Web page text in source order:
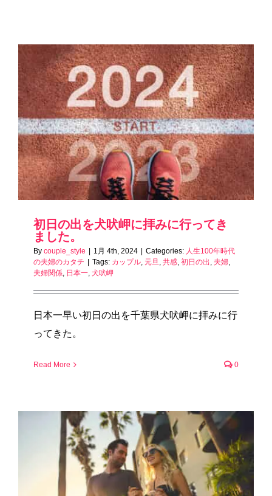
Charging
time
Write a
book
初日の出を犬吠岬に拝みに行ってき
ました。
By couple_style | 1月 4th, 2024 | Categories: 人生100年時代
の夫婦のカタチ | Tags: カップル 元旦 共感 初日の出 夫婦
夫婦関係 日本一 犬吠岬
日本一早い初日の出を千葉県犬吠岬に拝みに行
ってきた。
Read More 0